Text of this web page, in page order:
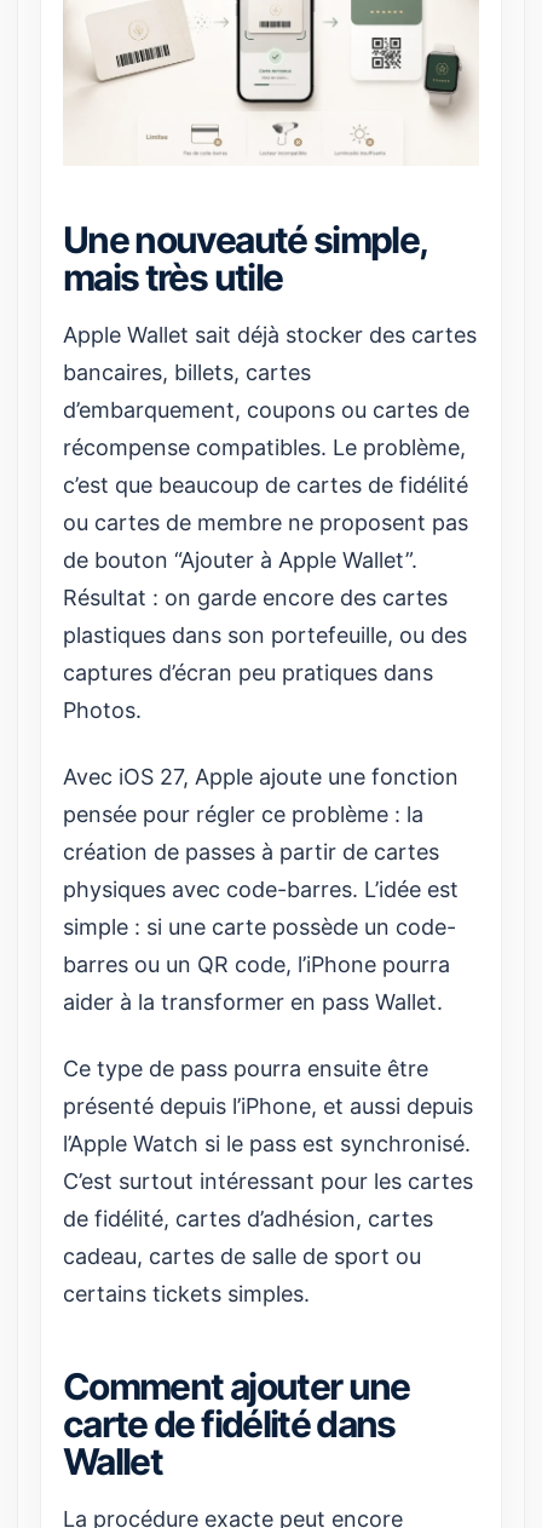
Une nouveauté simple,
mais très utile
Apple Wallet sait déjà stocker des cartes
bancaires, billets, cartes
d’embarquement, coupons ou cartes de
récompense compatibles. Le problème,
c’est que beaucoup de cartes de fidélité
ou cartes de membre ne proposent pas
de bouton “Ajouter à Apple Wallet”.
Résultat : on garde encore des cartes
plastiques dans son portefeuille, ou des
captures d’écran peu pratiques dans
Photos.
Avec iOS 27, Apple ajoute une fonction
pensée pour régler ce problème : la
création de passes à partir de cartes
physiques avec code-barres. L’idée est
simple : si une carte possède un code-
barres ou un QR code, l’iPhone pourra
aider à la transformer en pass Wallet.
Ce type de pass pourra ensuite être
présenté depuis l’iPhone, et aussi depuis
l’Apple Watch si le pass est synchronisé.
C’est surtout intéressant pour les cartes
de fidélité, cartes d’adhésion, cartes
cadeau, cartes de salle de sport ou
certains tickets simples.
Comment ajouter une
carte de fidélité dans
Wallet
La procédure exacte peut encore